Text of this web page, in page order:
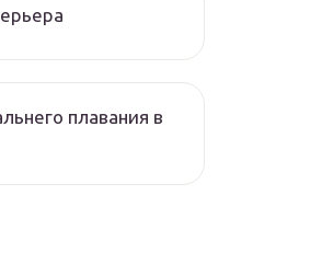
плавания в